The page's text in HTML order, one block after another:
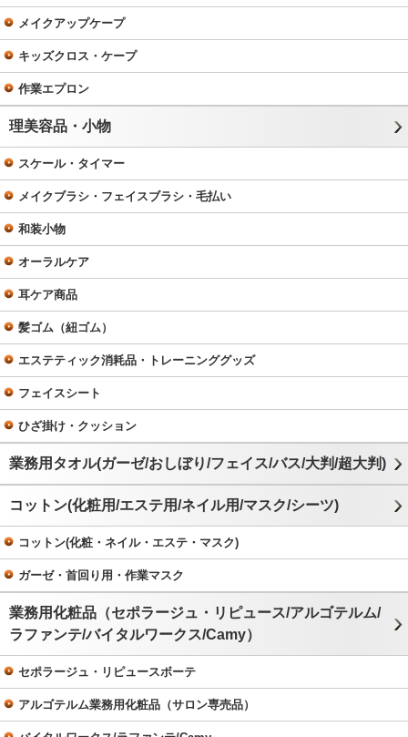
メイクアップケープ
キッズクロス・ケープ
作業エプロン
理美容品・小物
スケール・タイマー
メイクブラシ・フェイスブラシ・毛払い
和装小物
オーラルケア
耳ケア商品
髪ゴム（紐ゴム）
エステティック消耗品・トレーニンググッズ
フェイスシート
ひざ掛け・クッション
業務用タオル(ガーゼ/おしぼり/フェイス/バス/大判/超大判)
コットン(化粧用/エステ用/ネイル用/マスク/シーツ)
コットン(化粧・ネイル・エステ・マスク)
ガーゼ・首回り用・作業マスク
業務用化粧品（セポラージュ・リピュース/アルゴテルム/
ラファンテ/バイタルワークス/Camy）
セポラージュ・リピュースボーテ
アルゴテルム業務用化粧品（サロン専売品）